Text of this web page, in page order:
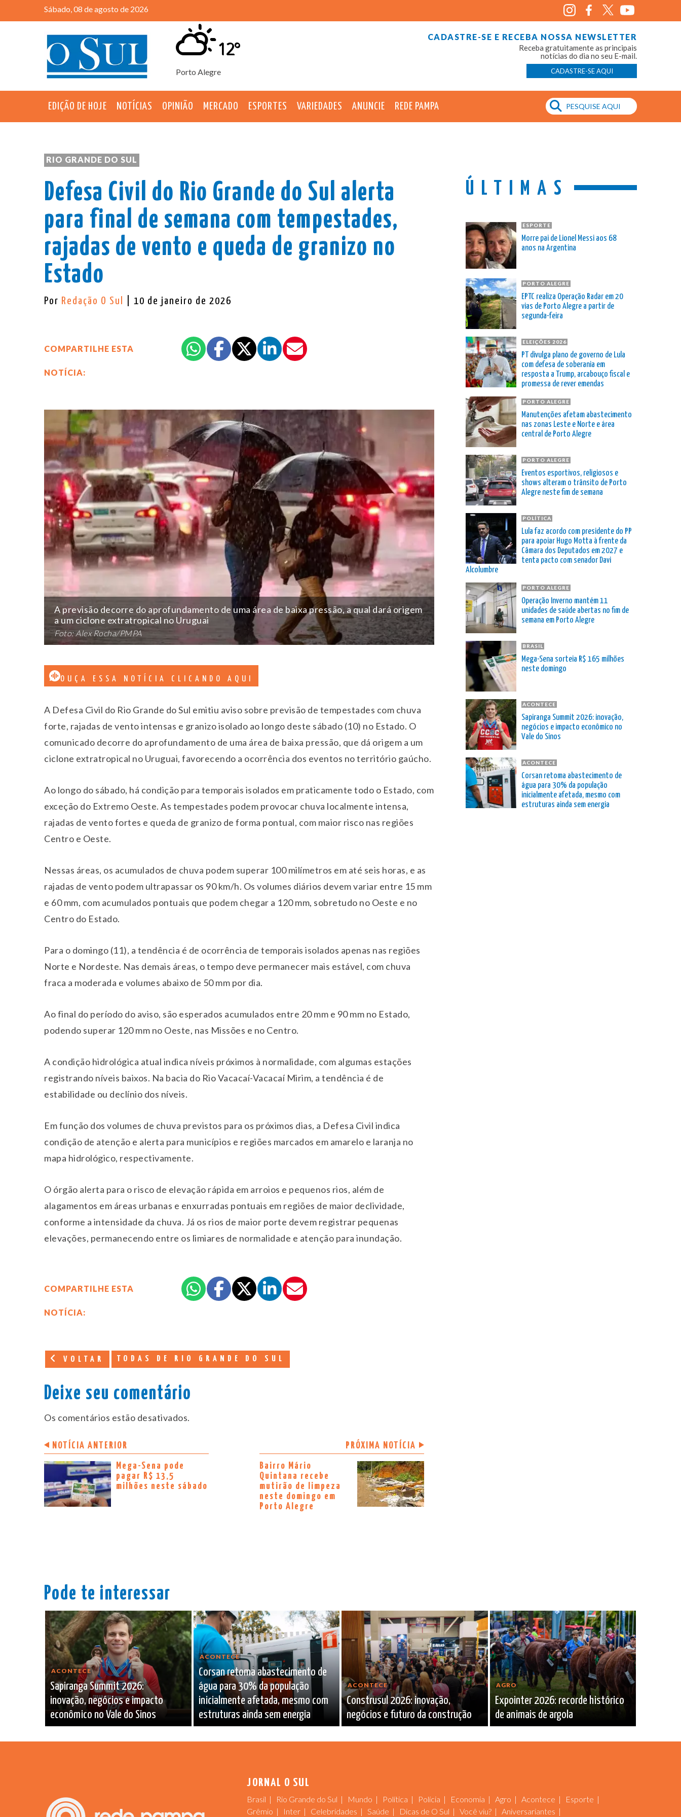
Sábado, 08 de agosto de 2026
Porto Alegre
12°
CADASTRE-SE E RECEBA NOSSA NEWSLETTER
Receba gratuitamente as principais
notícias do dia no seu E-mail.
CADASTRE-SE AQUI
EDIÇÃO DE HOJE NOTÍCIAS OPINIÃO MERCADO ESPORTES VARIEDADES ANUNCIE REDE PAMPA
RIO GRANDE DO SUL
Defesa Civil do Rio Grande do Sul alerta
para final de semana com tempestades,
rajadas de vento e queda de granizo no
Estado
Por Redação O Sul | 10 de janeiro de 2026
COMPARTILHE ESTA
NOTÍCIA:
A previsão decorre do aprofundamento de uma área de baixa pressão, a qual dará origem
a um ciclone extratropical no Uruguai
Foto: Alex Rocha/PMPA
OUÇA ESSA NOTÍCIA CLICANDO AQUI
A Defesa Civil do Rio Grande do Sul emitiu aviso sobre previsão de tempestades com chuva
forte, rajadas de vento intensas e granizo isolado ao longo deste sábado (10) no Estado. O
comunicado decorre do aprofundamento de uma área de baixa pressão, que dá origem a um
ciclone extratropical no Uruguai, favorecendo a ocorrência dos eventos no território gaúcho.
Ao longo do sábado, há condição para temporais isolados em praticamente todo o Estado, com
exceção do Extremo Oeste. As tempestades podem provocar chuva localmente intensa,
rajadas de vento fortes e queda de granizo de forma pontual, com maior risco nas regiões
Centro e Oeste.
Nessas áreas, os acumulados de chuva podem superar 100 milímetros em até seis horas, e as
rajadas de vento podem ultrapassar os 90 km/h. Os volumes diários devem variar entre 15 mm
e 60 mm, com acumulados pontuais que podem chegar a 120 mm, sobretudo no Oeste e no
Centro do Estado.
Para o domingo (11), a tendência é de ocorrência de temporais isolados apenas nas regiões
Norte e Nordeste. Nas demais áreas, o tempo deve permanecer mais estável, com chuva
fraca a moderada e volumes abaixo de 50 mm por dia.
Ao final do período do aviso, são esperados acumulados entre 20 mm e 90 mm no Estado,
podendo superar 120 mm no Oeste, nas Missões e no Centro.
A condição hidrológica atual indica níveis próximos à normalidade, com algumas estações
registrando níveis baixos. Na bacia do Rio Vacacaí-Vacacaí Mirim, a tendência é de
estabilidade ou declínio dos níveis.
Em função dos volumes de chuva previstos para os próximos dias, a Defesa Civil indica
condição de atenção e alerta para municípios e regiões marcados em amarelo e laranja no
mapa hidrológico, respectivamente.
O órgão alerta para o risco de elevação rápida em arroios e pequenos rios, além de
alagamentos em áreas urbanas e enxurradas pontuais em regiões de maior declividade,
conforme a intensidade da chuva. Já os rios de maior porte devem registrar pequenas
elevações, permanecendo entre os limiares de normalidade e atenção para inundação.
COMPARTILHE ESTA
NOTÍCIA:
VOLTAR TODAS DE RIO GRANDE DO SUL
Deixe seu comentário
Os comentários estão desativados.
NOTÍCIA ANTERIOR
Mega-Sena pode
pagar R$ 13,5
milhões neste sábado
PRÓXIMA NOTÍCIA
Bairro Mário
Quintana recebe
mutirão de limpeza
neste domingo em
Porto Alegre
ÚLTIMAS
ESPORTE
Morre pai de Lionel Messi aos 68
anos na Argentina
PORTO ALEGRE
EPTC realiza Operação Radar em 20
vias de Porto Alegre a partir de
segunda-feira
ELEIÇÕES 2026
PT divulga plano de governo de Lula
com defesa de soberania em
resposta a Trump, arcabouço fiscal e
promessa de rever emendas
PORTO ALEGRE
Manutenções afetam abastecimento
nas zonas Leste e Norte e área
central de Porto Alegre
PORTO ALEGRE
Eventos esportivos, religiosos e
shows alteram o trânsito de Porto
Alegre neste fim de semana
POLÍTICA
Lula faz acordo com presidente do PP
para apoiar Hugo Motta à frente da
Câmara dos Deputados em 2027 e
tenta pacto com senador Davi
Alcolumbre
PORTO ALEGRE
Operação Inverno mantém 11
unidades de saúde abertas no fim de
semana em Porto Alegre
BRASIL
Mega-Sena sorteia R$ 165 milhões
neste domingo
ACONTECE
Sapiranga Summit 2026: inovação,
negócios e impacto econômico no
Vale do Sinos
ACONTECE
Corsan retoma abastecimento de
água para 30% da população
inicialmente afetada, mesmo com
estruturas ainda sem energia
Pode te interessar
ACONTECE
Sapiranga Summit 2026:
inovação, negócios e impacto
econômico no Vale do Sinos
ACONTECE
Corsan retoma abastecimento de
água para 30% da população
inicialmente afetada, mesmo com
estruturas ainda sem energia
ACONTECE
Construsul 2026: inovação,
negócios e futuro da construção
AGRO
Expointer 2026: recorde histórico
de animais de argola
JORNAL O SUL
Brasil Rio Grande do Sul Mundo Política Polícia Economia Agro Acontece
Esporte
Grêmio
Inter Celebridades Saúde Dicas de O Sul Você viu? Aniversariantes